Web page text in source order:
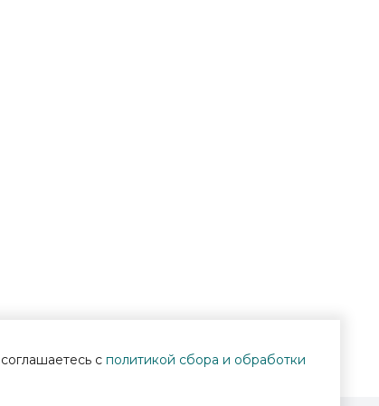
с политикой сбора и обработки